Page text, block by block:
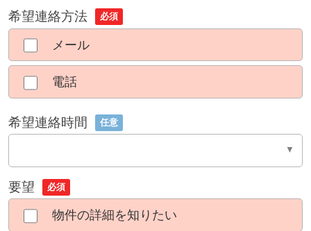
希望連絡方法 必須
メール
電話
希望連絡時間 任意
要望 必須
物件の詳細を知りたい